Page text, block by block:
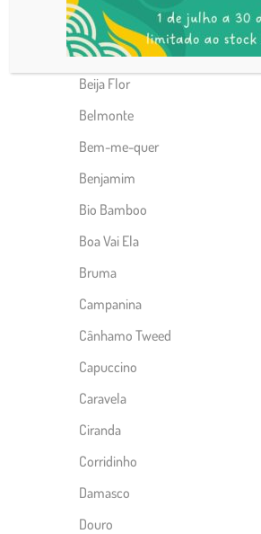
Be Cool Liso
Be Cool Print
Beija Flor
Belmonte
Bem-me-quer
Benjamim
Bio Bamboo
Boa Vai Ela
Bruma
Campanina
Cânhamo Tweed
Capuccino
Caravela
Ciranda
Corridinho
Damasco
Douro